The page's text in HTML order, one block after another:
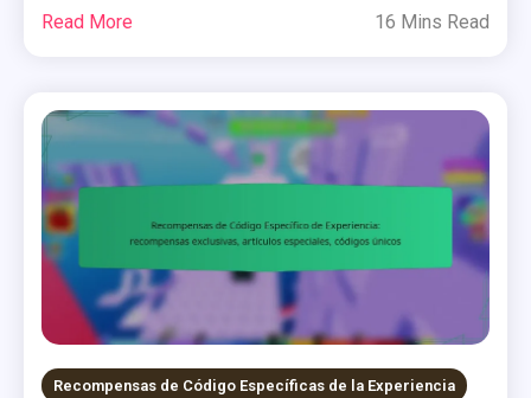
Read More 16 Mins Read
Recompensas de Código Específicas de la Experiencia